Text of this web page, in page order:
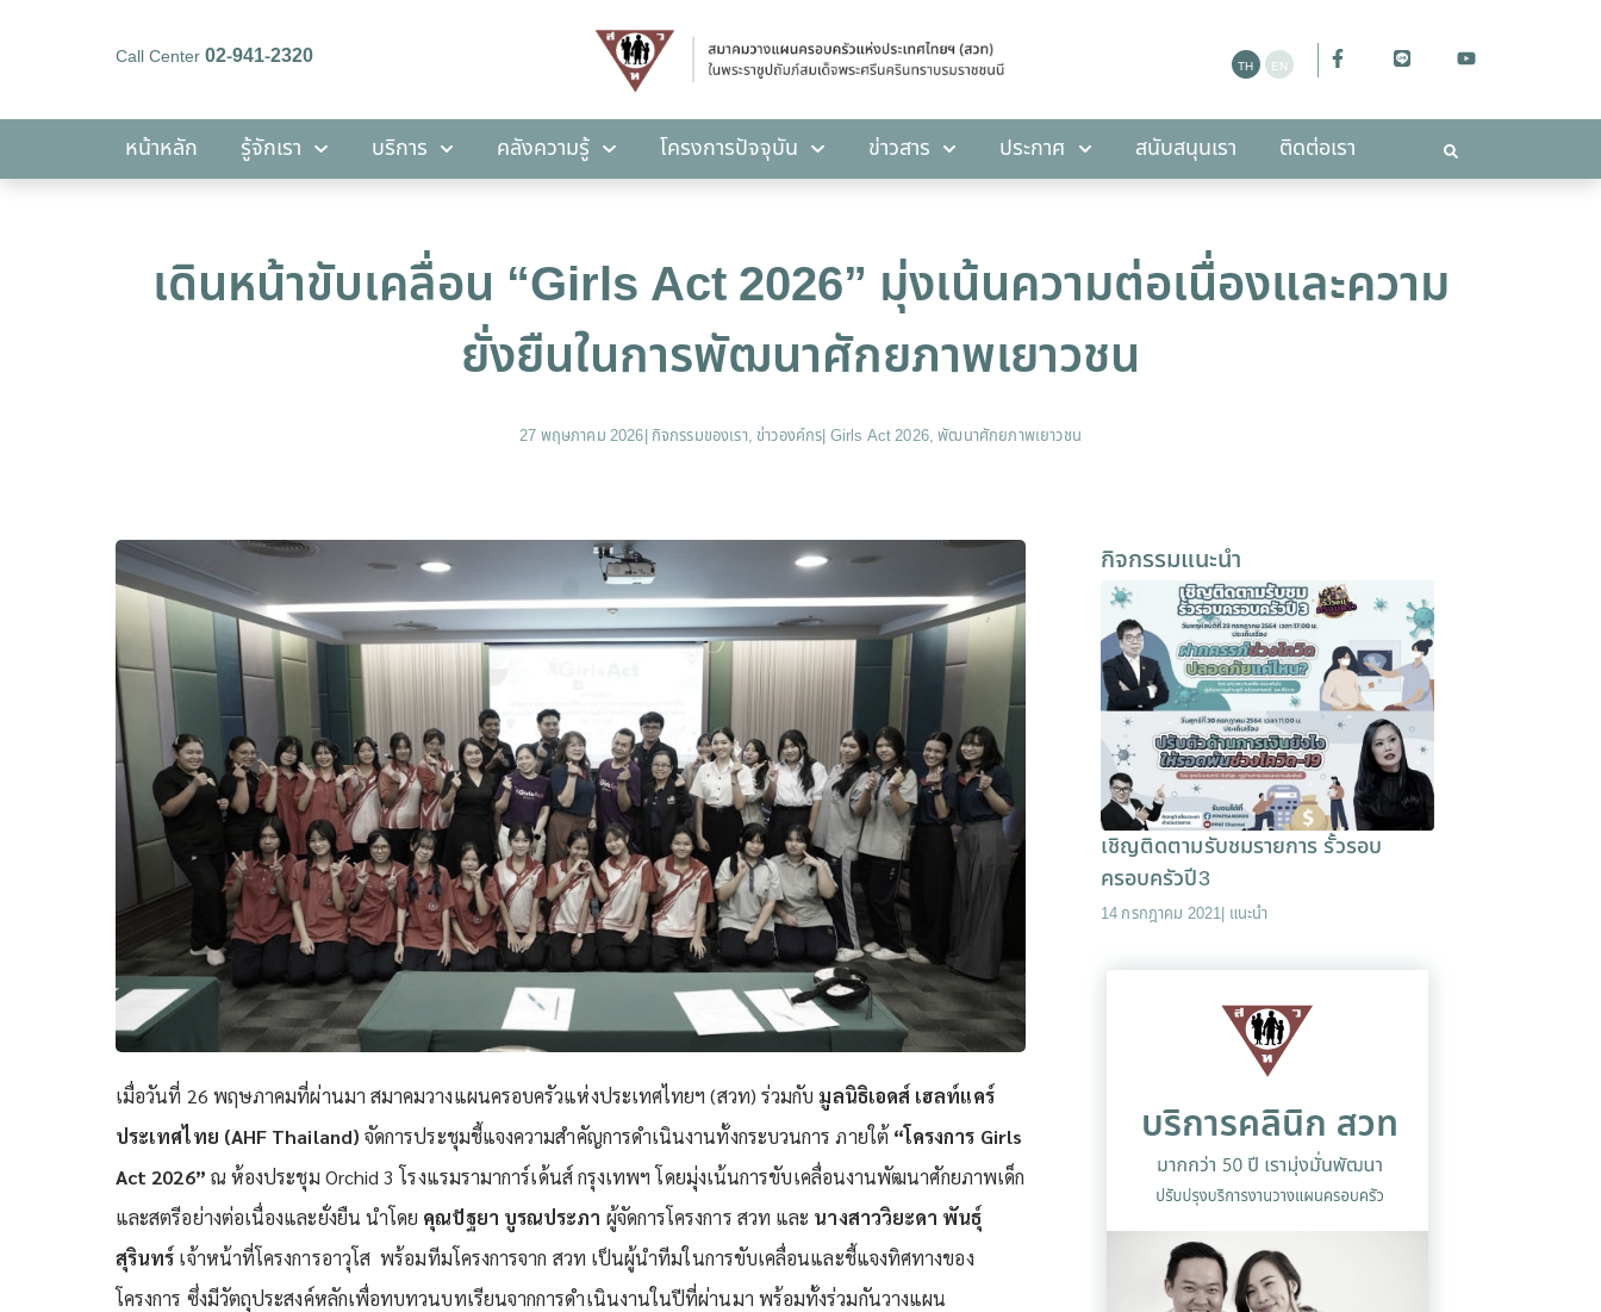
Call Center02-941-2320
หน้าหลัก รู้จักเรา บริการ คลังความรู้ โครงการปัจจุบัน ข่าวสาร ประกาศ สนับสนุนเรา ติดต่อเรา
คลังความรู้ โครงการปัจจุบัน สนับสนุนเรา
เดินหน้าขับเคลื่อน “Girls Act 2026” มุ่งเน้นความต่อเนื่องและความ
ยั่งยืนในการพัฒนาศักยภาพเยาวชน
27 พฤษภาคม 2026| กิจกรรมของเรา, ข่าวองค์กร| Girls Act 2026,พัฒนาศักยภาพเยาวชน
เมื่อวันที่ 26 พฤษภาคมที่ผ่านมา สมาคมวางแผนครอบครัวแห่งประเทศไทยฯ (สวท) ร่วมกับ มูลนิธิเอดส์ เฮลท์แคร์
ประเทศไทย (AHF Thailand)จัดการประชุมชี้แจงความสำคัญการดำเนินงานทั้งกระบวนการ ภายใต้ “โครงการ Girls
Act 2026” ณ ห้องประชุม Orchid 3 โรงแรมรามาการ์เด้นส์ กรุงเทพฯ โดยมุ่งเน้นการขับเคลื่อนงานพัฒนาศักยภาพเด็ก
และสตรีอย่างต่อเนื่องและยั่งยืน นำโดย คุณปัฐยา บูรณประภา ผู้จัดการโครงการ สวท และ นางสาววิยะดา พันธุ์
สุรินทร์ เจ้าหน้าที่โครงการอาวุโส พร้อมทีมโครงการจาก สวท เป็นผู้นำทีมในการขับเคลื่อนและชี้แจงทิศทางของ
โครงการ ซึ่งมีวัตถุประสงค์หลักเพื่อทบทวนบทเรียนจากการดำเนินงานในปีที่ผ่านมา พร้อมทั้งร่วมกันวางแผน
กิจกรรมแนะนำ
เชิญติดตามรับชมรายการ รั้วรอบ
ครอบครัวปี3
14 กรกฎาคม 2021| แนะนำ